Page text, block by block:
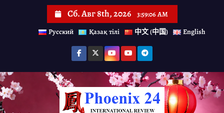
й
т
и
Сб. Авг 8th, 2026
3:59:07 AM
Русский
Қазақ тілі 中文 (中国) English